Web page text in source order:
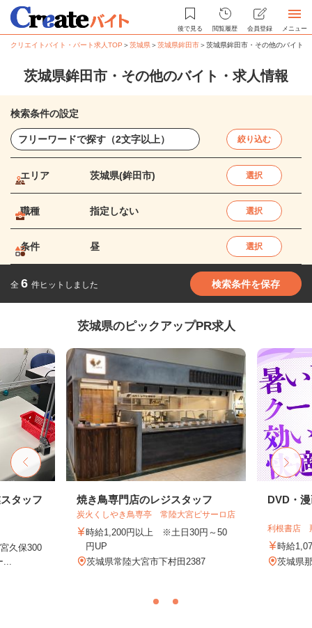
後で見る 閲覧履歴 会員登録 メニュー
クリエイトバイト・パート求人TOP ＞茨城県＞茨城県鉾田市＞茨城県鉾田市・その他のバイト
茨城県鉾田市・その他のバイト・求人情報
検索条件の設定
絞り込む
エリア 茨城県(鉾田市) 選択
職種 指定しない 選択
条件 昼 選択
全 6 件ヒットしました 検索条件を保存
茨城県のピックアップPR求人
タッフ
久保300
焼き鳥専門店のレジスタッフ
炭火くしやき鳥専亭 常陸大宮ピサーロ店
時給1,200円以上 ※土日30円～50
円UP
茨城県常陸大宮市下村田2387
DVD・
利根書店
時給
茨城県